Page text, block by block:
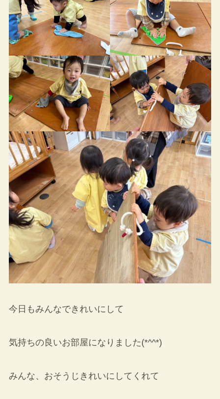
今日もみんなできれいにして
気持ちの良いお部屋になりました(*^^*)
みんな、おそうじきれいにしてくれて